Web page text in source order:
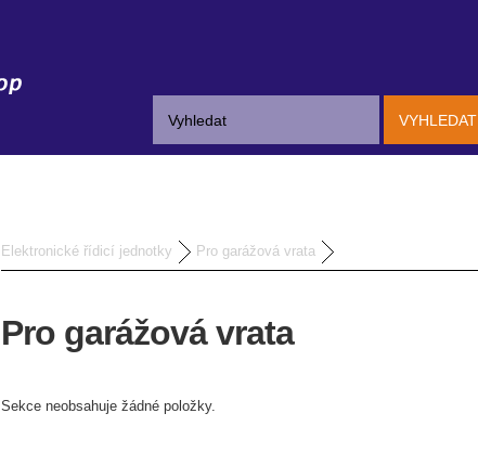
VYHLEDAT
Elektronické řídicí jednotky Pro garážová vrata
Pro garážová vrata
Sekce neobsahuje žádné položky.